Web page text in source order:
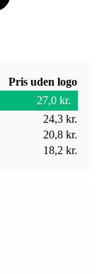
Pris uden logo
27,0 kr.
24,3 kr.
20,8 kr.
18,2 kr.